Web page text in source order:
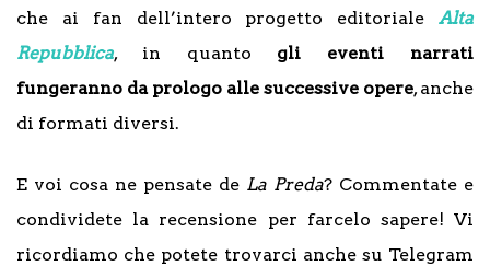
che ai fan dell’intero progetto editoriale Alta
Repubblica, in quanto gli eventi narrati
fungeranno da prologo alle successive opere, anche
di formati diversi.
E voi cosa ne pensate de La Preda? Commentate e
condividete la recensione per farcelo sapere! Vi
ricordiamo che potete trovarci anche su Telegram